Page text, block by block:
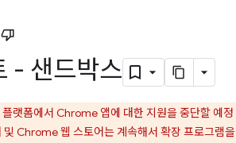
- 샌드박스
랫폼에서 Chrome 앱에 대한 지원을 중단할 예정
Chrome 웹 스토어는 계속해서 확장 프로그램을